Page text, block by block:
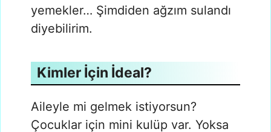
yemekler… Şimdiden ağzım sulandı
diyebilirim.
Kimler İçin İdeal?
Aileyle mi gelmek istiyorsun?
Çocuklar için mini kulüp var. Yoksa